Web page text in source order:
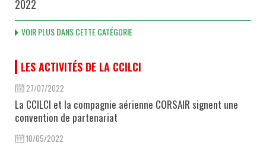
2022
VOIR PLUS DANS CETTE CATÉGORIE
LES ACTIVITÉS DE LA CCILCI
27/07/2022
La CCILCI et la compagnie aérienne CORSAIR signent une
convention de partenariat
10/05/2022